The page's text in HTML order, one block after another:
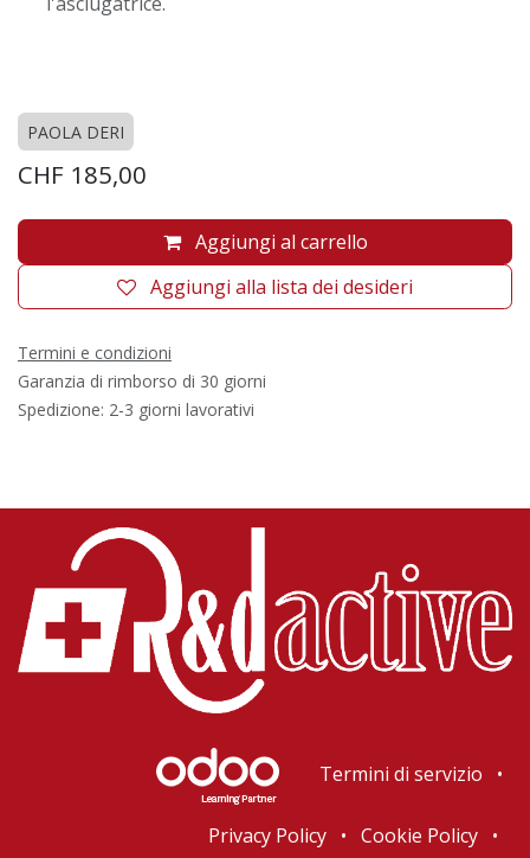
PAOLA DERI
CHF 185,00
Aggiungi al carrello
Aggiungi alla lista dei desideri
Termini e condizioni
Garanzia di rimborso di 30 giorni
Spedizione: 2-3 giorni lavorativi
Termini di servizio •
Privacy Policy • Cookie Policy •